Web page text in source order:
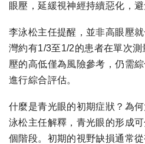
眼壓，延緩視神經持續惡化，
李泳松主任提醒，並非高眼壓
灣約有1/3至1/2的患者在單次
壓的高低僅為風險參考，仍需
進行綜合評估。
什麼是青光眼的初期症狀？為
泳松主任解釋，青光眼的形成
個階段。初期的視野缺損通常